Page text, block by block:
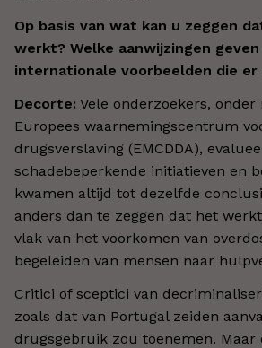
Op basis van wat kan u zeggen
werkt? Welke aanwijzingen geven
internationale voorbeelden die er
Decorte: Vele onderzoekers,
Europees waarnemingscentrum
drugsverslaving (EMCDDA),
schadebeperkende initiatieven en
kwamen altijd tot dezelfde
anders dan te zeggen dat het
vlak van het voorkomen van
begeleiden van mensen naar
Critici of sceptici van
zoals dat van Portugal zeiden
drugsgebruik zou toenemen. Maar